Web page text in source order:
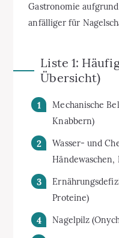
Gastronomie
anfälliger für
Liste 1:
Übersicht)
Mechanische
Knabbern)
Wasser- und
Proteine)
Nagelpilz